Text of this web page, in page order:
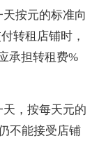
按元的标准向
转租店铺时，
承担转租费%
，按每天元的
不能接受店铺